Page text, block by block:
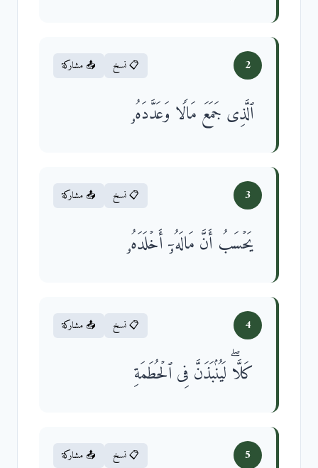
2 📋 نسخ 📤 مشاركة
ٱلَّذِی جَمَعَ مَالࣰا وَعَدَّدَهُۥ
3 📋 نسخ 📤 مشاركة
یَحۡسَبُ أَنَّ مَالَهُۥۤ أَخۡلَدَهُۥ
4 📋 نسخ 📤 مشاركة
كَلَّاۖ لَیُنۢبَذَنَّ فِی ٱلۡحُطَمَةِ
5 📋 نسخ 📤 مشاركة